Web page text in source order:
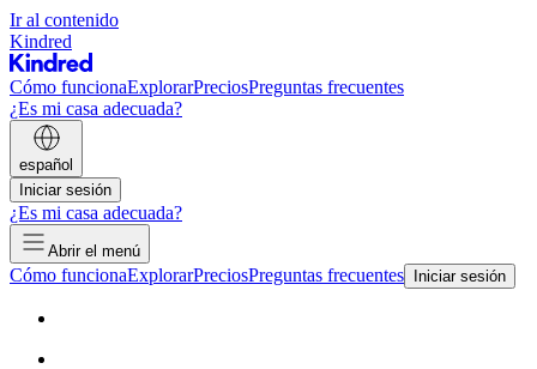
Ir al contenido
Kindred
Cómo funcionaExplorarPreciosPreguntas frecuentes
¿Es mi casa adecuada?
español
Iniciar sesión
¿Es mi casa adecuada?
Abrir el menú
Cómo funcionaExplorarPreciosPreguntas frecuentes Iniciar sesión